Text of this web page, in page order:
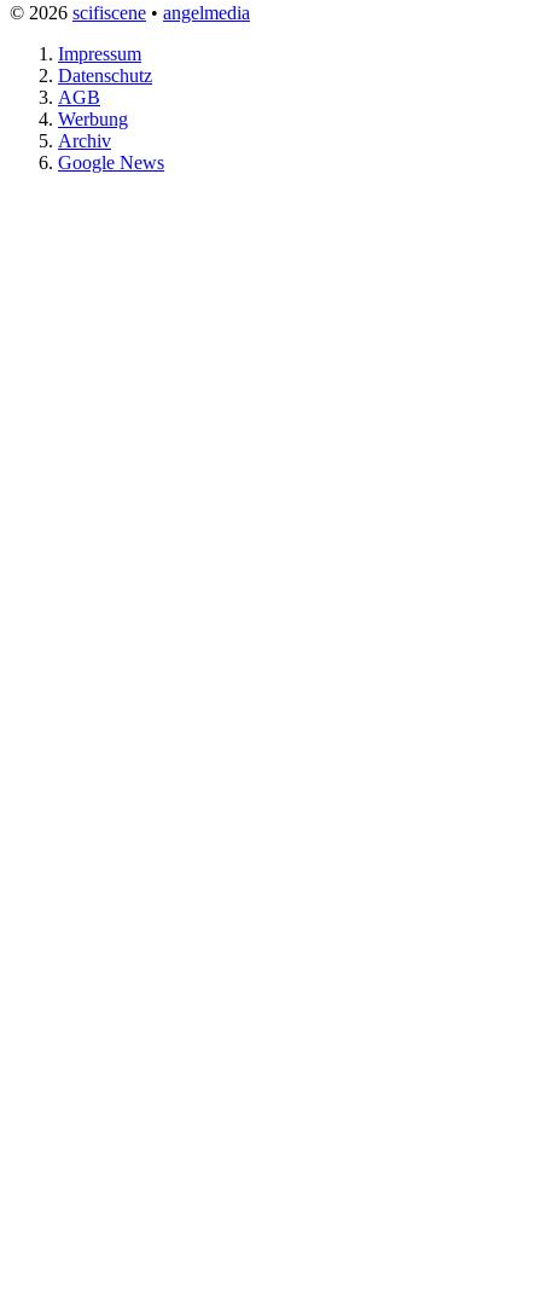
© 2026 scifiscene • angelmedia
Impressum
Datenschutz
AGB
Werbung
Archiv
Google News